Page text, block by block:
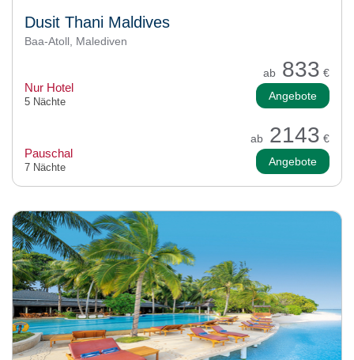
Dusit Thani Maldives
Baa-Atoll, Malediven
ab 833 €
Nur Hotel
5 Nächte Angebote
ab 2143 €
Pauschal
7 Nächte Angebote